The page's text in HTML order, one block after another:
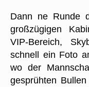
Dann ne Runde
großzügigen
VIP-Bereich,
schnell ein Foto
wo der
gesprühten